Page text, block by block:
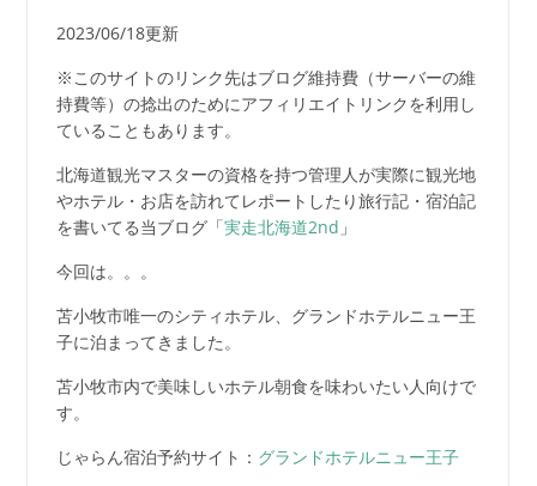
2023/06/18更新
※このサイトのリンク先はブログ維持費（サーバーの維
持費等）の捻出のためにアフィリエイトリンクを利用し
ていることもあります。
北海道観光マスターの資格を持つ管理人が実際に観光地
やホテル・お店を訪れてレポートしたり旅行記・宿泊記
を書いてる当ブログ「実走北海道2nd 」
今回は。。。
苫小牧市唯一のシティホテル、グランドホテルニュー王
子に泊まってきました。
苫小牧市内で美味しいホテル朝食を味わいたい人向けで
す。
じゃらん宿泊予約サイト： グランドホテルニュー王子